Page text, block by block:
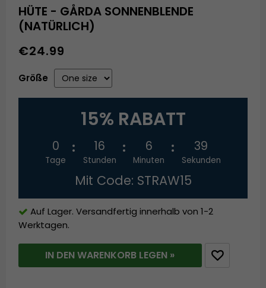
HÜTE - GÅRDA SONNENBLENDE
(NATÜRLICH)
€24.99
Größe
15% RABATT
0
Tage
16
Stunden
6
Minuten
39
Sekunden
Mit Code: STRAW15
Auf Lager. Versandfertig innerhalb von 1-2
Werktagen.
IN DEN WARENKORB LEGEN »